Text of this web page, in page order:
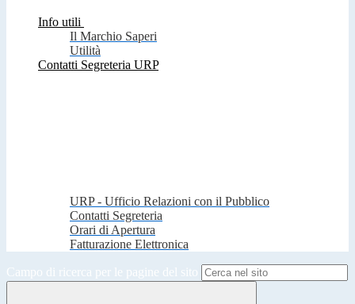
Info utili
Il Marchio Saperi
Utilità
Contatti Segreteria URP
URP - Ufficio Relazioni con il Pubblico
Contatti Segreteria
Orari di Apertura
Fatturazione Elettronica
Campo di ricerca per le pagine del sito